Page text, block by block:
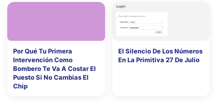
Por Qué Tu Primera
Intervención Como
Bombero Te Va A Costar El
Puesto Si No Cambias El
Chip
El Silencio De Los Números
En La Primitiva 27 De Julio